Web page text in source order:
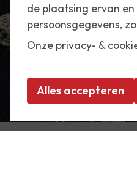
de plaatsing ervan
persoonsgegevens,
Onze privacy- &
Alles accepteren